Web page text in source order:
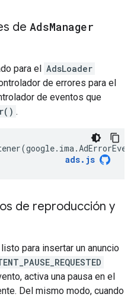
de AdsManager
para el AdsLoader
de errores para el
de eventos que
.
(google. ima.
ads. js
de reproducción y
para insertar un anuncio
activa una pausa en el
Del mismo modo, cuando